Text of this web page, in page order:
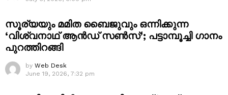
സൂര്യയും മമിത ബൈജുവും ഒന്നിക്കുന്ന
‘വിശ്വനാഥ് ആൻഡ് സൺസ്’; പട്ടാമ്പൂച്ചി ഗാനം
പുറത്തിറങ്ങി
by Web Desk
June 19, 2026, 7:32 pm